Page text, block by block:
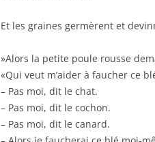
Et les graines germèrent et
»Alors la petite poule rousse
«Qui veut m’aider à faucher ce
– Pas moi, dit le chat.
– Pas moi, dit le cochon.
– Pas moi, dit le canard.